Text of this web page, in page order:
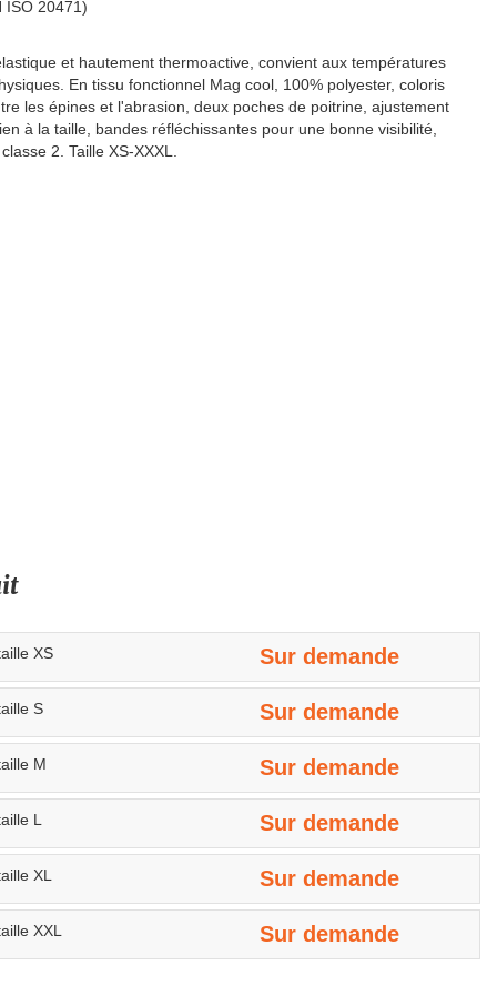
ISO 20471)
et hautement thermoactive, convient aux températures
En tissu fonctionnel Mag cool, 100% polyester, coloris
les épines et l'abrasion, deux poches de poitrine, ajustement
à la taille, bandes réfléchissantes pour une bonne visibilité,
2. Taille XS-XXXL.
XS Sur demande
S Sur demande
M Sur demande
L Sur demande
XL Sur demande
XXL Sur demande